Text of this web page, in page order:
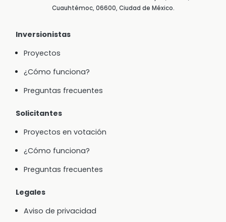
Cuauhtémoc, 06600, Ciudad de México.
Inversionistas
Proyectos
¿Cómo funciona?
Preguntas frecuentes
Solicitantes
Proyectos en votación
¿Cómo funciona?
Preguntas frecuentes
Legales
Aviso de privacidad